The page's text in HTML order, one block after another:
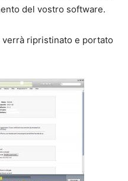
del vostro software.
ripristinato e portato